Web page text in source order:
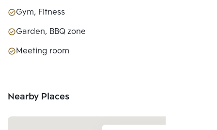
Gym, Fitness
Garden, BBQ zone
Meeting room
Nearby Places